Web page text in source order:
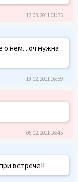
13.03.2011 01:35
нем....оч нужна
18.02.2011 16:59
05.02.2011 16:45
встрече!!